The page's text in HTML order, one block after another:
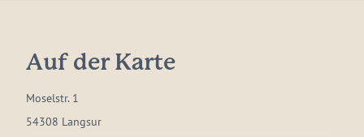
Auf der Karte
Moselstr. 1
54308 Langsur